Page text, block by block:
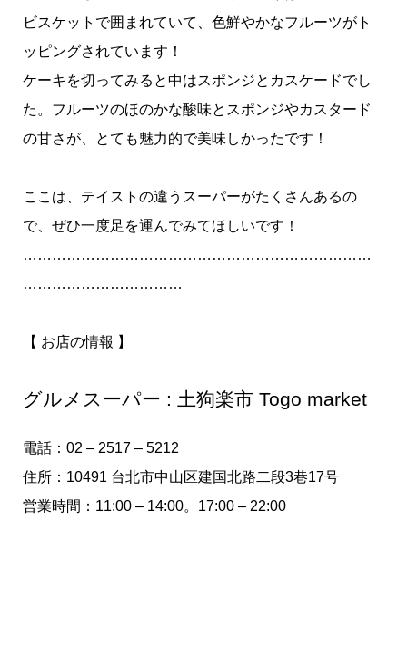
ビスケットで囲まれていて、色鮮やかなフルーツがト
ッピングされています！
ケーキを切ってみると中はスポンジとカスケードでし
た。フルーツのほのかな酸味とスポンジやカスタード
の甘さが、とても魅力的で美味しかったです！
ここは、テイストの違うスーパーがたくさんあるの
で、ぜひ一度足を運んでみてほしいです！
………………………………………………………………
……………………………
【 お店の情報 】
グルメスーパー : 土狗楽市 Togo market
電話：02 – 2517 – 5212
住所：10491 台北市中山区建国北路二段3巷17号
営業時間：11:00 – 14:00。17:00 – 22:00